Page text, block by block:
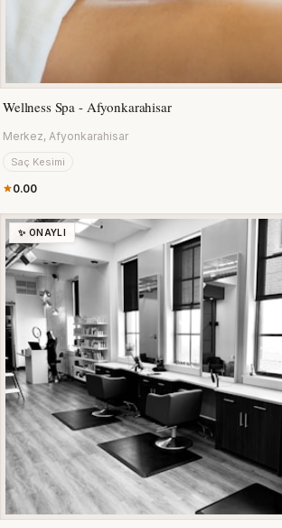
Wellness Spa - Afyonkarahisar
Merkez, Afyonkarahisar
Saç Kesimi
0.00
✨ ONAYLI